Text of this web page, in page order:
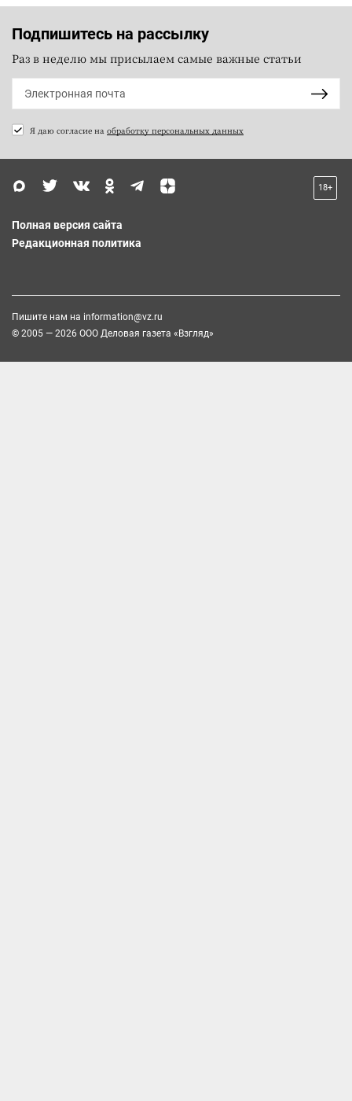
Подпишитесь на рассылку
Раз в неделю мы присылаем самые важные статьи
Я даю согласие на обработку персональных данных
18+
Полная версия сайта
Редакционная политика
Пишите нам на information@vz.ru
© 2005 — 2026 ООО Деловая газета «Взгляд»